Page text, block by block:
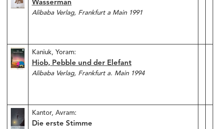
Wasserman
Alibaba Verlag, Frankfurt a Main 1991
Kaniuk, Yoram:
Hiob, Pebble und der Elefant
Alibaba Verlag, Frankfurt a. Main 1994
Kantor, Avram:
Die erste Stimme